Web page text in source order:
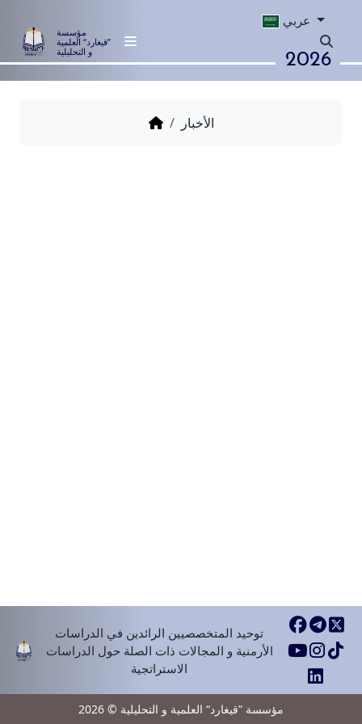
مؤسسة
”قيغارد“ العلمية
و التحليلية
عربي
2026
الأخبار
توحيد المتخصصيين الرائدين في الدراسات
الأرمنية و المجالات ذات الصلة حول الدراسات
الاستراتجية
مؤسسة ”قيغارد“ العلمية و التحليلية © 2026